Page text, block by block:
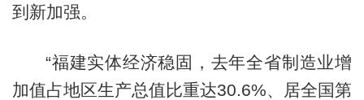
到新加强。
“福建实体经济稳固，去年全省制造业增
加值占地区生产总值比重达30.6%、居全国第